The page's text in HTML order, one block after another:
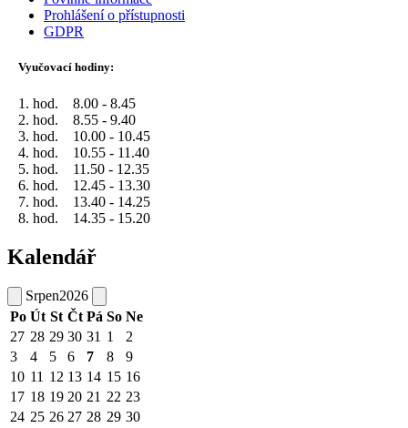
Prohlášení o přístupnosti
GDPR
Vyučovací hodiny:
1. hod. 8.00 - 8.45
2. hod. 8.55 - 9.40
3. hod. 10.00 - 10.45
4. hod. 10.55 - 11.40
5. hod. 11.50 - 12.35
6. hod. 12.45 - 13.30
7. hod. 13.40 - 14.25
8. hod. 14.35 - 15.20
Kalendář
Srpen2026
Po Út St Čt Pá So Ne
27 28 29 30 31 1
2
3
4 5 6 7 8
9
10 11 12 13 14 15 16
17 18 19 20 21 22 23
24 25 26 27 28 29 30